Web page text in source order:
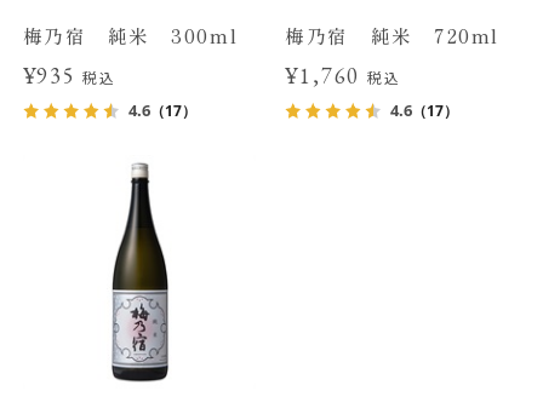
梅乃宿 純米 300ml
¥935税込
4.6（17）
梅乃宿 純米 720ml
¥1,760 税込
4.6 （17）